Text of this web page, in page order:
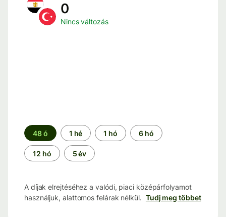
0
Nincs változás
Időszak
48 ó 1 hé 1 hó 6 hó
12 hó 5 év
A díjak elrejtéséhez a valódi, piaci középárfolyamot
használjuk, alattomos felárak nélkül. Tudj meg többet